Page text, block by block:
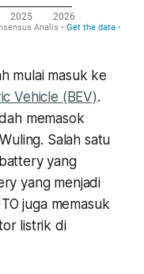
mulai masuk ke
Vehicle (BEV).
memasok
Salah satu
yang
yang menjadi
juga memasuk
listrik di